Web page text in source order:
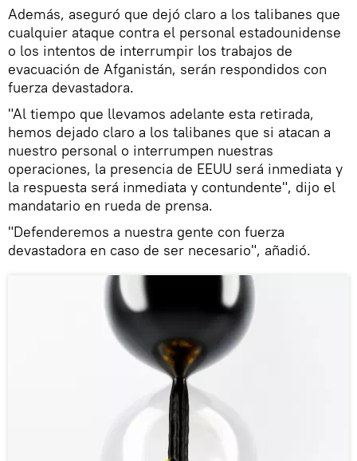
Además, aseguró que dejó claro a los talibanes que
cualquier ataque contra el personal estadounidense
o los intentos de interrumpir los trabajos de
evacuación de Afganistán, serán respondidos con
fuerza devastadora.
"Al tiempo que llevamos adelante esta retirada,
hemos dejado claro a los talibanes que si atacan a
nuestro personal o interrumpen nuestras
operaciones, la presencia de EEUU será inmediata y
la respuesta será inmediata y contundente", dijo el
mandatario en rueda de prensa.
"Defenderemos a nuestra gente con fuerza
devastadora en caso de ser necesario", añadió.